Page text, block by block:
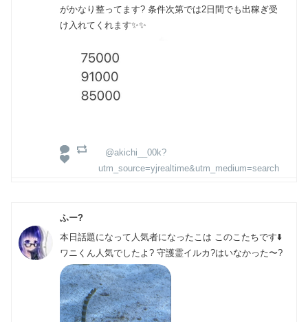
がかなり整ってます? 条件次第では2日間でも出稼ぎ受
け入れてくれます✨✨
@akichi__00k?
utm_source=yjrealtime&utm_medium=search
ふー?
本日話題になって人気者になったこは このこたちです⬇️
ワニくん人気でしたよ? 守護霊イルカ?はいなかった〜?